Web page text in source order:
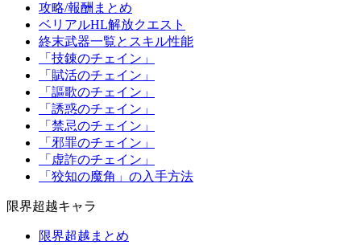
攻略/報酬まとめ
ベリアルHL解放クエスト
終末武器一覧とスキル性能
「技錬のチェイン」
「賦活のチェイン」
「謳歌のチェイン」
「誘惑のチェイン」
「禁忌のチェイン」
「邪罪のチェイン」
「虚詐のチェイン」
「狡知の魔角」の入手方法
限界超越キャラ
限界超越まとめ